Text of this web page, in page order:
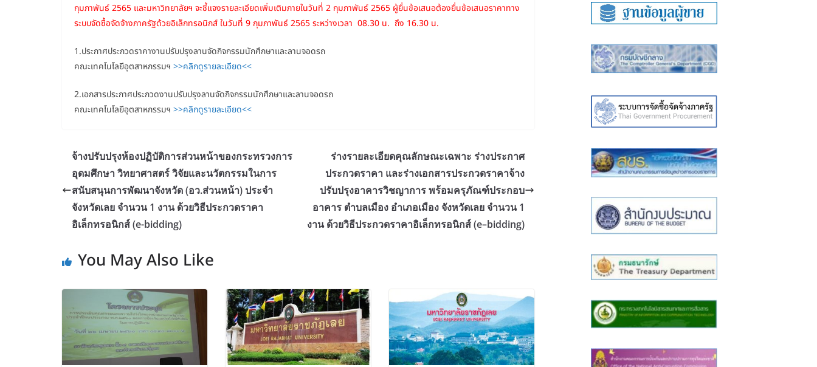
กุมภาพันธ์ 2565 และมหาวิทยาลัยฯ จะชี้แจงรายละเอียดเพิ่มเติมภายในวันที่ 2 กุมภาพันธ์ 2565 ผู้ยื่นข้อเสนอต้องยื่นข้อเสนอราคาทาง
ระบบจัดซื้อจัดจ้างภาครัฐด้วยอิเล็กทรอนิกส์ ในวันที่ 9 กุมภาพันธ์ 2565 ระหว่างเวลา 08.30 น. ถึง 16.30 น.
1.ประกาศประกวดราคางานปรับปรุงลานจัดกิจกรรมนักศึกษาและลานจอดรถ
คณะเทคโนโลยีอุตสาหกรรมฯ >>คลิกดูรายละเอียด<<
2.เอกสารประกาศประกวดงานปรับปรุงลานจัดกิจกรรมนักศึกษาและลานจอดรถ
คณะเทคโนโลยีอุตสาหกรรมฯ >>คลิกดูรายละเอียด<<
จ้างปรับปรุงห้องปฏิบัติการส่วนหน้าของกระทรวงการ
อุดมศึกษา วิทยาศาสตร์ วิจัยและนวัตกรรมในการ
สนับสนุนการพัฒนาจังหวัด (อว.ส่วนหน้า) ประจำ
จังหวัดเลย จำนวน 1 งาน ด้วยวิธีประกวดราคา
อิเล็กทรอนิกส์ (e-bidding)
ร่างรายละเอียดคุณลักษณะเฉพาะ ร่างประกาศ
ประกวดราคา และร่างเอกสารประกวดราคาจ้าง
ปรับปรุงอาคารวิชญาการ พร้อมครุภัณฑ์ประกอบ
อาคาร ตำบลเมือง อำเภอเมือง จังหวัดเลย จำนวน 1
งาน ด้วยวิธีประกวดราคาอิเล็กทรอนิกส์ (e–bidding)
You May Also Like